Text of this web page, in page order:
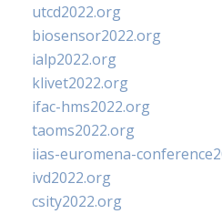
utcd2022.org
biosensor2022.org
ialp2022.org
klivet2022.org
ifac-hms2022.org
taoms2022.org
iias-euromena-
ivd2022.org
csity2022.org